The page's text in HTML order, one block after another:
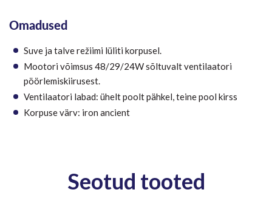
Omadused
Suve ja talve režiimi lüliti korpusel.
Mootori võimsus 48/29/24W sõltuvalt ventilaatori
pöörlemiskiirusest.
Ventilaatori labad: ühelt poolt pähkel, teine pool kirss
Korpuse värv: iron ancient
Seotud tooted